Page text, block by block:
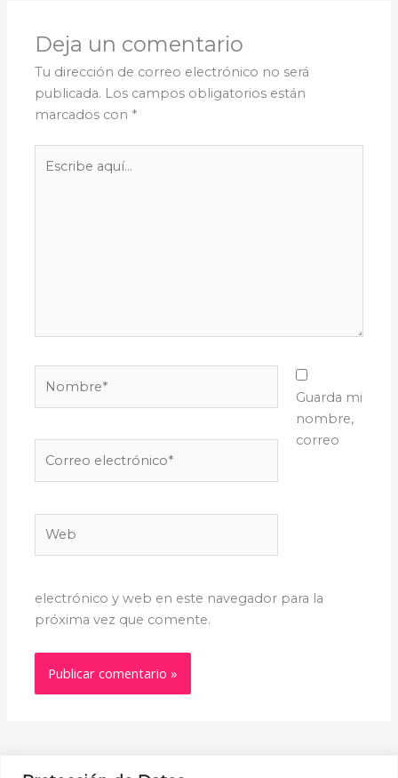
Deja un comentario
Tu dirección de correo electrónico no será
publicada. Los campos obligatorios están
marcados con *
aquí...
electrónico*
Guarda mi
nombre,
correo
electrónico y web en este navegador para la
próxima vez que comente.